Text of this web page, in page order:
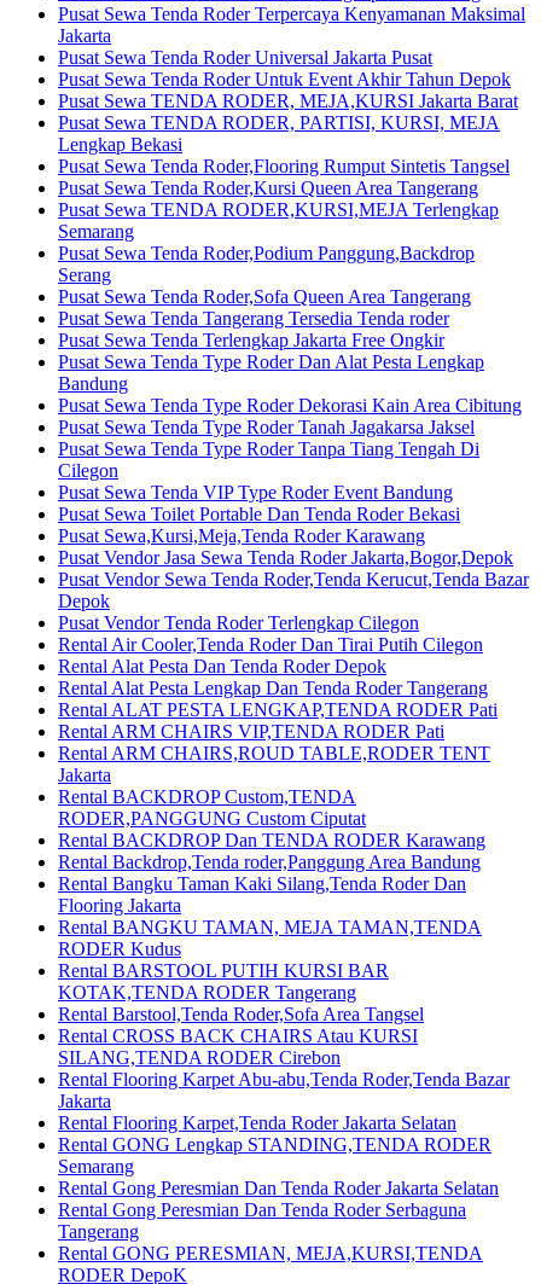
Pusat Sewa Tenda Roder Terpercaya Kenyamanan Maksimal
Jakarta
Pusat Sewa Tenda Roder Universal Jakarta Pusat
Pusat Sewa Tenda Roder Untuk Event Akhir Tahun Depok
Pusat Sewa TENDA RODER, MEJA,KURSI Jakarta Barat
Pusat Sewa TENDA RODER, PARTISI, KURSI, MEJA
Lengkap Bekasi
Pusat Sewa Tenda Roder,Flooring Rumput Sintetis Tangsel
Pusat Sewa Tenda Roder,Kursi Queen Area Tangerang
Pusat Sewa TENDA RODER,KURSI,MEJA Terlengkap
Semarang
Pusat Sewa Tenda Roder,Podium Panggung,Backdrop
Serang
Pusat Sewa Tenda Roder,Sofa Queen Area Tangerang
Pusat Sewa Tenda Tangerang Tersedia Tenda roder
Pusat Sewa Tenda Terlengkap Jakarta Free Ongkir
Pusat Sewa Tenda Type Roder Dan Alat Pesta Lengkap
Bandung
Pusat Sewa Tenda Type Roder Dekorasi Kain Area Cibitung
Pusat Sewa Tenda Type Roder Tanah Jagakarsa Jaksel
Pusat Sewa Tenda Type Roder Tanpa Tiang Tengah Di
Cilegon
Pusat Sewa Tenda VIP Type Roder Event Bandung
Pusat Sewa Toilet Portable Dan Tenda Roder Bekasi
Pusat Sewa,Kursi,Meja,Tenda Roder Karawang
Pusat Vendor Jasa Sewa Tenda Roder Jakarta,Bogor,Depok
Pusat Vendor Sewa Tenda Roder,Tenda Kerucut,Tenda Bazar
Depok
Pusat Vendor Tenda Roder Terlengkap Cilegon
Rental Air Cooler,Tenda Roder Dan Tirai Putih Cilegon
Rental Alat Pesta Dan Tenda Roder Depok
Rental Alat Pesta Lengkap Dan Tenda Roder Tangerang
Rental ALAT PESTA LENGKAP,TENDA RODER Pati
Rental ARM CHAIRS VIP,TENDA RODER Pati
Rental ARM CHAIRS,ROUD TABLE,RODER TENT
Jakarta
Rental BACKDROP Custom,TENDA
RODER,PANGGUNG Custom Ciputat
Rental BACKDROP Dan TENDA RODER Karawang
Rental Backdrop,Tenda roder,Panggung Area Bandung
Rental Bangku Taman Kaki Silang,Tenda Roder Dan
Flooring Jakarta
Rental BANGKU TAMAN, MEJA TAMAN,TENDA
RODER Kudus
Rental BARSTOOL PUTIH KURSI BAR
KOTAK,TENDA RODER Tangerang
Rental Barstool,Tenda Roder,Sofa Area Tangsel
Rental CROSS BACK CHAIRS Atau KURSI
SILANG,TENDA RODER Cirebon
Rental Flooring Karpet Abu-abu,Tenda Roder,Tenda Bazar
Jakarta
Rental Flooring Karpet,Tenda Roder Jakarta Selatan
Rental GONG Lengkap STANDING,TENDA RODER
Semarang
Rental Gong Peresmian Dan Tenda Roder Jakarta Selatan
Rental Gong Peresmian Dan Tenda Roder Serbaguna
Tangerang
Rental GONG PERESMIAN, MEJA,KURSI,TENDA
RODER DepoK